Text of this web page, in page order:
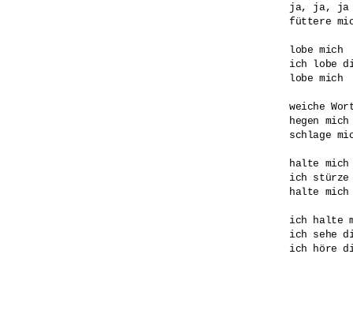
ja, ja, ja
füttere
lobe mich
ich lobe
lobe mich
weiche
hegen mich
schlage
halte mich
ich
halte mich
ich halte
ich sehe
ich höre